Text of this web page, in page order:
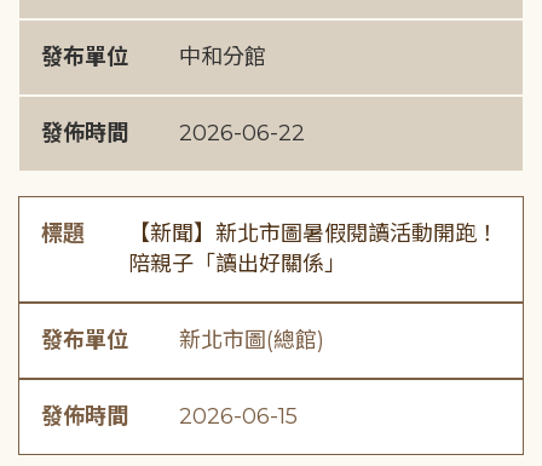
發布單位 中和分館
發佈時間 2026-06-22
標題
【新聞】新北市圖暑假閱讀活動開跑！
陪親子「讀出好關係」
發布單位 新北市圖(總館)
發佈時間 2026-06-15